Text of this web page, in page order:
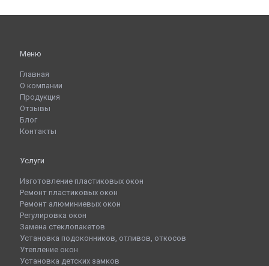
Меню
Главная
О компании
Продукция
Отзывы
Блог
Контакты
Услуги
Изготовление пластиковых окон
Ремонт пластиковых окон
Ремонт алюминиевых окон
Регулировка окон
Замена стеклопакетов
Установка подоконников, отливов, откосов
Утепление окон
Установка детских замков